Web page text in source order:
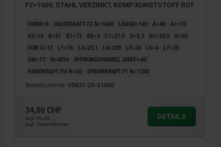
F2=1600, STAHL VERZINKT, KOMP:KUNSTSTOFF ROT
FORM=B HALTEKRAFT F2 N=1600 LÄNGE=146 A=40 A1=70
A2=15
B=51 B1=72 B5=3 C1=21,5 D=6,3 D1=10,9
H=50
HUB S=12
L1=76 L3=25,1 L4=220 L5=24 L6=4
L7=35
SW=17
M=M10
ÖFFNUNGSWINKEL GRIFF=45°
HANDKRAFT FH N=50
SPANNKRAFT F1 N=1200
Bestellnummer: 05837-20-01600
34,80 CHF
zzgl. MwSt.
zzgl. Versandkosten
DETAILS